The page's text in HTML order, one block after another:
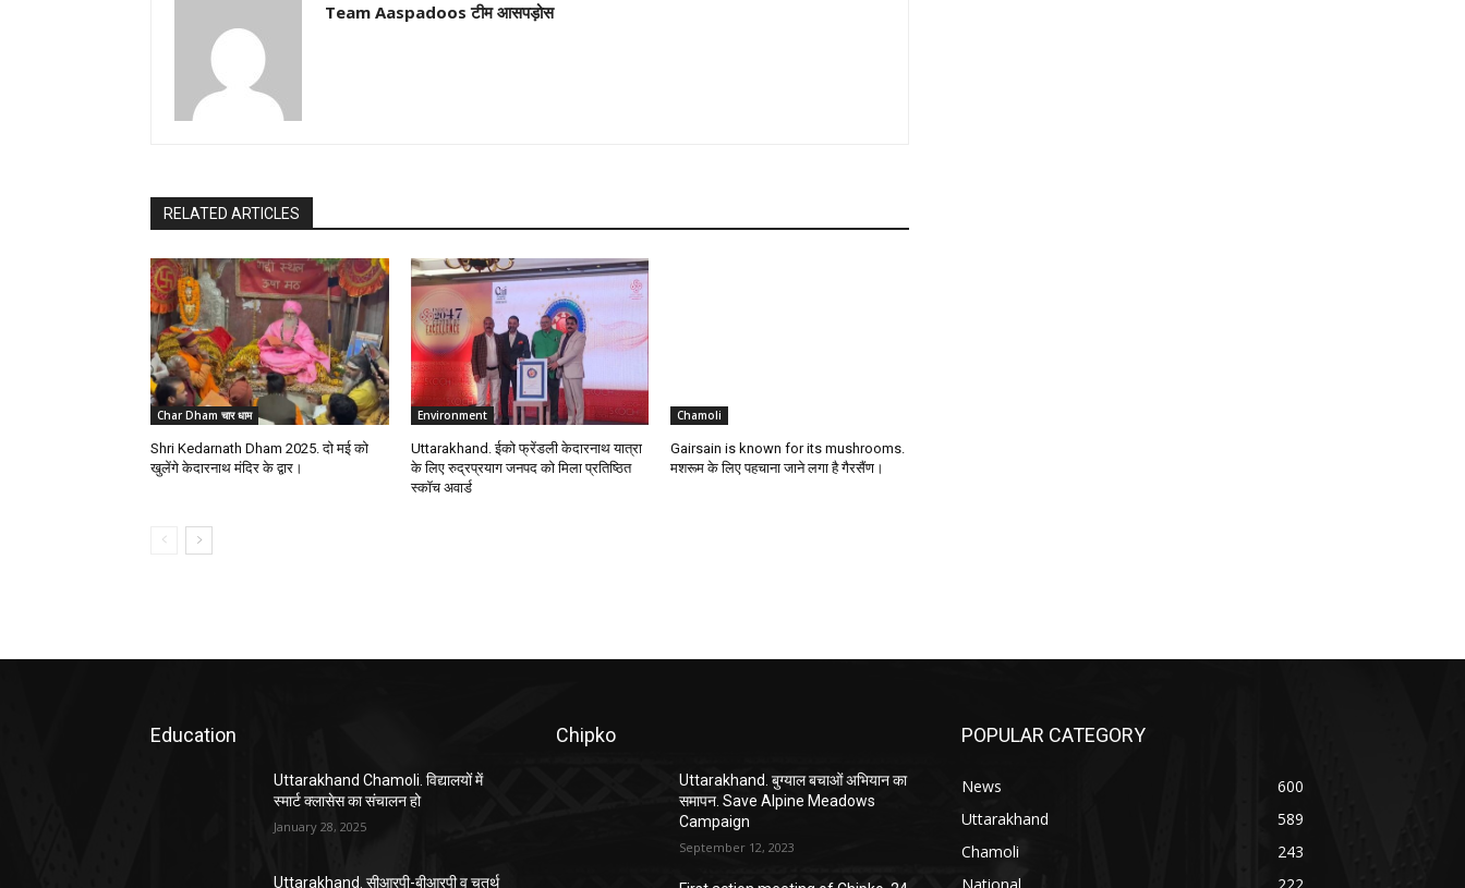
Team Aaspadoos टीम आसपड़ोस
RELATED ARTICLES
Char Dham चार धाम
Shri Kedarnath Dham 2025. दो मई को
खुलेंगे केदारनाथ मंदिर के द्वार।
Environment
Uttarakhand. ईको फ्रेंडली केदारनाथ यात्रा
के लिए रुद्रप्रयाग जनपद को मिला प्रतिष्ठित
स्कॉच अवार्ड
Chamoli
Gairsain is known for its mushrooms.
मशरूम के लिए पहचाना जाने लगा है गैरसैंण।
Education
Uttarakhand Chamoli. विद्यालयों में
स्मार्ट क्लासेस का संचालन हो
January 28, 2025
Uttarakhand. सीआरपी-बीआरपी व चतुर्थ
Chipko
Uttarakhand. बुग्याल बचाओं अभियान का
समापन. Save Alpine Meadows
Campaign
September 12, 2023
POPULAR CATEGORY
News
600
Uttarakhand
589
Chamoli
243